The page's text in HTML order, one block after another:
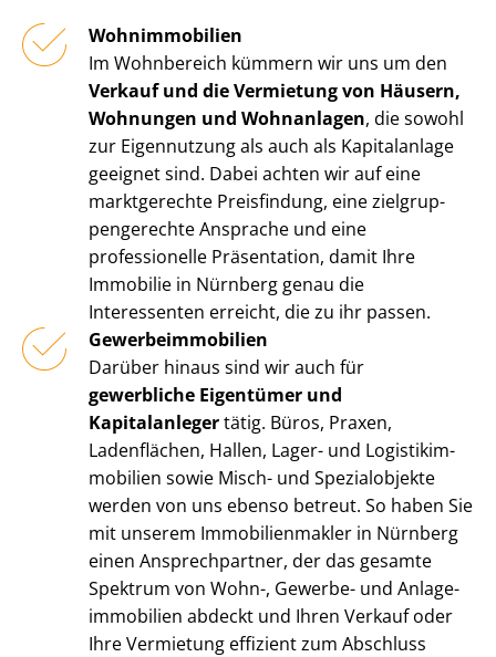
Wohnimmobilien
Im Wohnbereich kümmern wir uns um den
Verkauf und die Vermietung von Häusern,
Wohnungen und Wohnanlagen, die sowohl
zur Eigennutzung als auch als Kapitalanlage
geeignet sind. Dabei achten wir auf eine
marktgerechte Preisfindung, eine ziel­grup­
pen­ge­rech­te Ansprache und eine
professionelle Präsentation, damit Ihre
Immobilie in Nürnberg genau die
Interessenten erreicht, die zu ihr passen.
Ge­wer­be­im­mo­bi­li­en
Darüber hinaus sind wir auch für
gewerbliche Eigentümer und
Kapitalanlegertätig. Büros, Praxen,
Ladenflächen, Hallen, Lager- und Lo­gis­tik­im­
mo­bi­li­en sowie Misch- und Spezialobjekte
werden von uns ebenso betreut. So haben Sie
mit unserem Im­mo­bi­li­en­mak­ler in Nürnberg
einen Ansprechpartner, der das gesamte
Spektrum von Wohn-, Gewerbe- und An­la­ge­
im­mo­bi­li­en abdeckt und Ihren Verkauf oder
Ihre Vermietung effizient zum Abschluss